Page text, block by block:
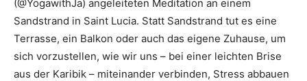
(@YogawithJa) angeleiteten Meditation an einem
Sandstrand in Saint Lucia. Statt Sandstrand tut es eine
Terrasse, ein Balkon oder auch das eigene Zuhause, um
sich vorzustellen, wie wir uns – bei einer leichten Brise
aus der Karibik – miteinander verbinden, Stress abbauen